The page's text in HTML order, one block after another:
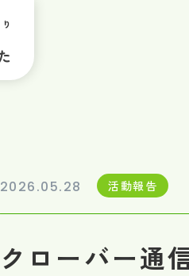
2026.05.28 活動報告
クローバー通